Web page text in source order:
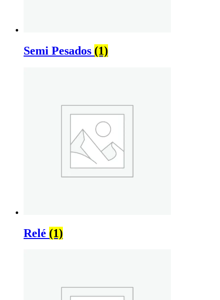
Semi Pesados (1)
Relé (1)